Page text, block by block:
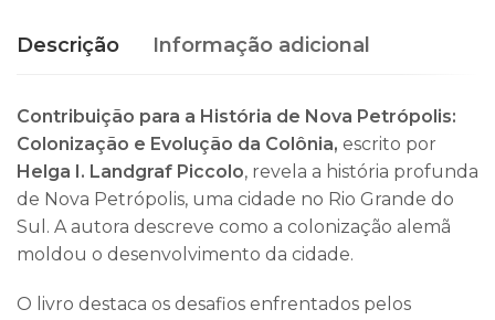
Descrição Informação adicional
Contribuição para a História de Nova Petrópolis:
Colonização e Evolução da Colônia, escrito por
Helga I. Landgraf Piccolo, revela a história profunda
de Nova Petrópolis, uma cidade no Rio Grande do
Sul. A autora descreve como a colonização alemã
moldou o desenvolvimento da cidade.
O livro destaca os desafios enfrentados pelos